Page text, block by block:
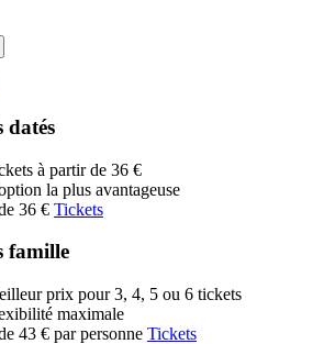
datés
à partir de 36 €
la plus avantageuse
36 € Tickets
famille
prix pour 3, 4, 5 ou 6 tickets
maximale
43 € par personne Tickets